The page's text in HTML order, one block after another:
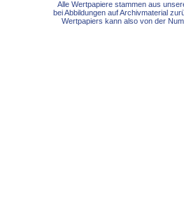
Alle Wertpapiere stammen aus
bei Abbildungen auf Archivmaterial
Wertpapiers kann also von der